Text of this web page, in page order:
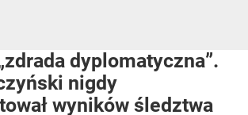
dyplomatyczna”.
nigdy
wyników śledztwa